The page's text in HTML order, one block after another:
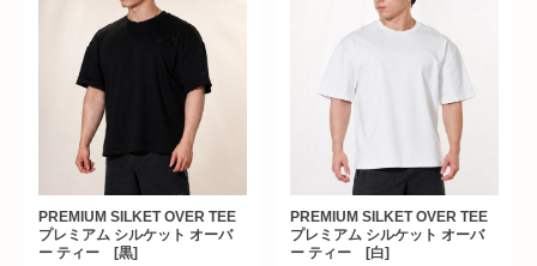
PREMIUM SILKET OVER TEE
プレミアム シルケット オーバ
ー ティー [黒]
PREMIUM SILKET OVER TEE
プレミアム シルケット オーバ
ー ティー [白]